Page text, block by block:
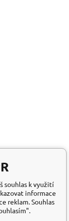
souhlas k využití
informace
reklam. Souhlas